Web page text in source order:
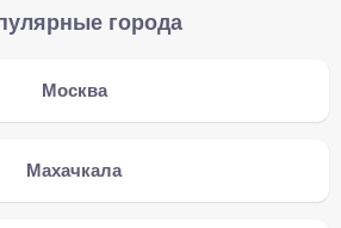
города
Москва
Махачкала